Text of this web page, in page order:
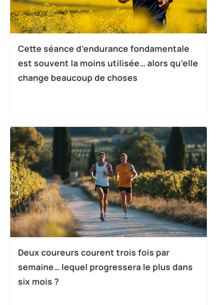
Cette séance d’endurance fondamentale
est souvent la moins utilisée… alors qu’elle
change beaucoup de choses
Deux coureurs courent trois fois par
semaine… lequel progressera le plus dans
six mois ?